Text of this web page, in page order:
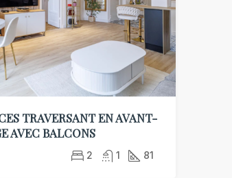
TRAVERSANT EN AVANT-
AVEC BALCONS
2 1 81